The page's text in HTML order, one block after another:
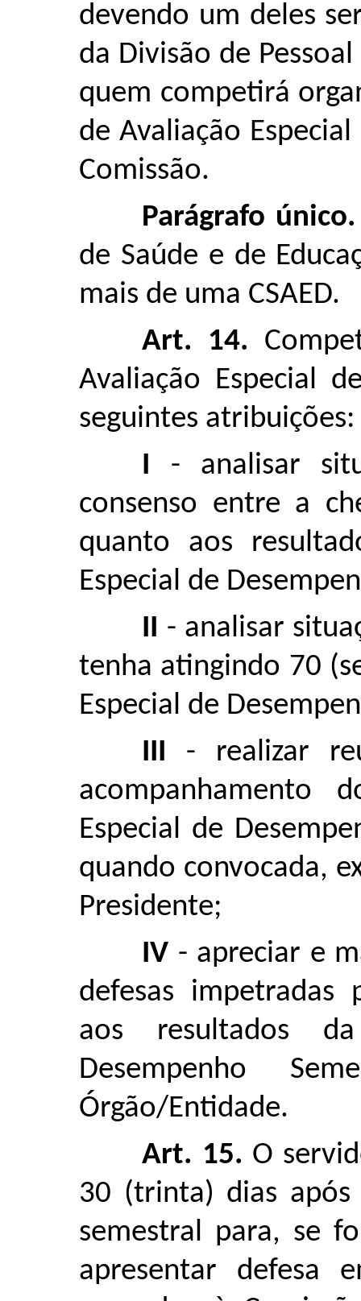
devendo um deles
da Divisão de
quem competirá
de Avaliação
Comissão.
Parágrafo único.
de Saúde e de
mais de uma CSAED.
Art. 14.
Avaliação Especial
seguintes atribuições:
I - analisar
consenso entre a
quanto aos
Especial de
II - analisar
tenha atingindo 70
Especial de
III - realizar
acompanhamento
Especial de
quando convocada,
Presidente;
IV - apreciar e
defesas impetradas
aos resultados
Desempenho
Órgão/Entidade.
Art. 15. O
30 (trinta) dias após
semestral para, se
apresentar defesa